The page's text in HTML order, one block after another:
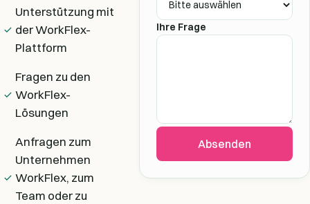
Unterstützung mit
der WorkFlex-
Plattform
Fragen zu den
WorkFlex-
Lösungen
Anfragen zum
Unternehmen
WorkFlex, zum
Team oder zu
Ihre Frage
Absenden